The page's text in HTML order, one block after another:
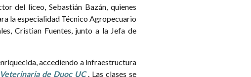
del liceo, Sebastián Bazán, quienes
la especialidad Técnico Agropecuario
Cristian Fuentes, junto a la Jefa de
accediendo a infraestructura
de Duoc UC
. Las clases se